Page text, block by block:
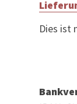
Dies ist